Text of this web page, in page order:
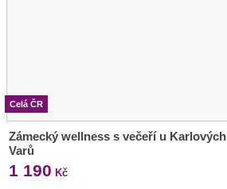
Celá ČR
Zámecký wellness s večeří u Karlových
Varů
1 190 Kč